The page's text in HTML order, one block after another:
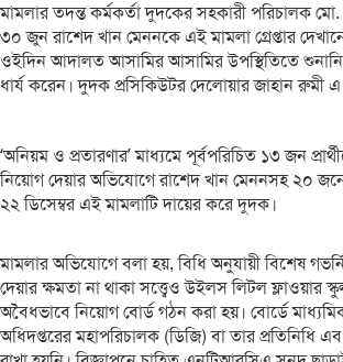
মামলার তদন্ত কর্মকর্তা দুদকের সহকারী পরিচালক
৩০ জুন রাশেদ খান মেননকে এই মামলা গ্রেপ্তার
ওইদিন আদালত আসামির আসামির উপস্থিতিতে
ধার্য করেন। দুদক প্রসিকিউটর দেলোয়ার জাহান রুমী
‘অনিয়ম ও প্রতারণার’ মাধ্যমে পূর্বপরিচিত ১৩ জন
নিয়োগ দেয়ার অভিযোগে রাশেদ খান মেননসহ ২০
২২ ডিসেম্বর এই মামলাটি দায়ের করে দুদক।
মামলার অভিযোগে বলা হয়, বিধি অনুযায়ী বিশেষ
দেয়ার ক্ষমতা না থাকা সত্ত্বেও উইলস লিটল ফ্লাওয়ার
অবৈধভাবে নিয়োগ বোর্ড গঠন করা হয়। বোর্ডে
অধিদপ্তরের মহাপরিচালক (ডিজি) বা তার প্রতিনিধি